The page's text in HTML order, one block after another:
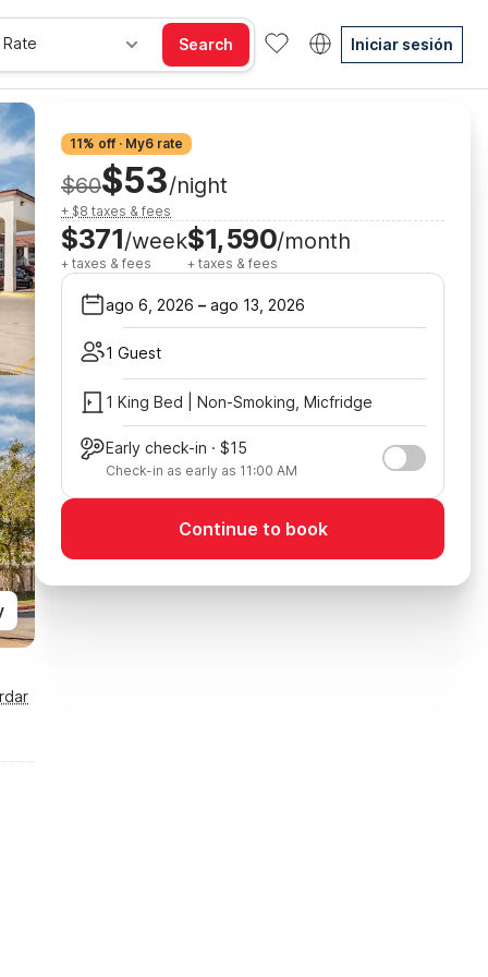
Search Iniciar sesión
11% off · My6 rate
$60$53/night
+ $8 taxes & fees
$371/week
+ taxes & fees
$1,590/month
+ taxes & fees
ago 6, 2026 – ago 13, 2026
1 Guest
1 King Bed | Non-Smoking, Micfridge
Early check-in · $15
Check-in as early as 11:00 AM
Continue to book